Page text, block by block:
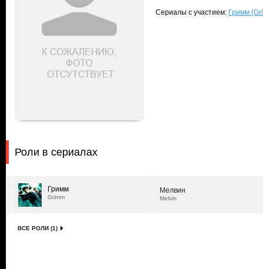
Сериалы с участием: Гримм
Роли в сериалах
Гримм
Grimm
Мелвин
Melvin
ВСЕ РОЛИ (1)